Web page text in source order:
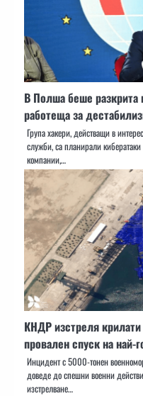
В Полша беше разкрита
работеща за
Група хакери, действащи в
служби, са планирали
компании,…
КНДР изстреля
провален спуск на най-
Инцидент с 5000-тонен
доведе до спешни военни
изстрелване…